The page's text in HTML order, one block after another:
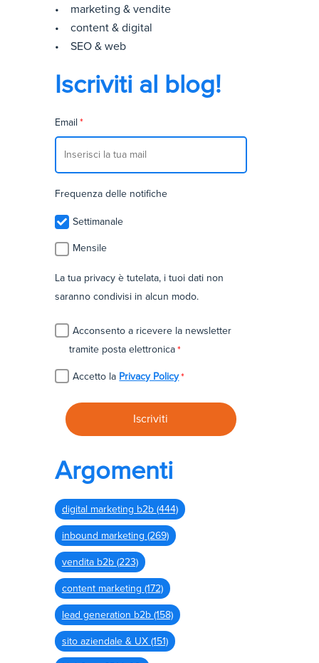
• marketing & vendite
• content & digital
• SEO & web
Iscriviti al blog!
Email *
Frequenza delle notifiche
Settimanale
Mensile
La tua privacy è tutelata, i tuoi dati non
saranno condivisi in alcun modo.
Acconsento a ricevere la newsletter
tramite posta elettronica*
Accetto la Privacy Policy*
Argomenti
digital marketing b2b (444)
inbound marketing (269)
vendita b2b (223)
content marketing (172)
lead generation b2b (158)
sito aziendale & UX (151)